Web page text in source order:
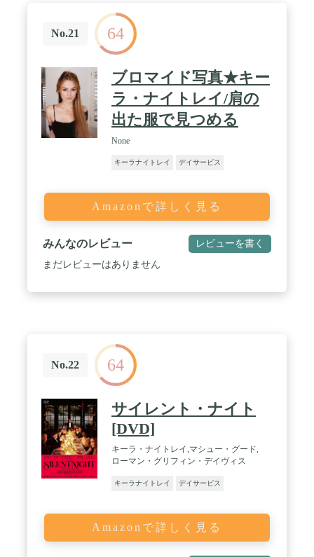
No.21 64
ブロマイド写真★キー
ラ・ナイトレイ/肩の
出た服で見つめる
None
キーラナイトレイ デイサービス
Amazonで詳しく見る
みんなのレビュー レビューを書く
まだレビューはありません
No.22 64
サイレント・ナイト
[DVD]
キーラ・ナイトレイ,マシュー・グード,
ローマン・グリフィン・デイヴィス
キーラナイトレイ デイサービス
Amazonで詳しく見る